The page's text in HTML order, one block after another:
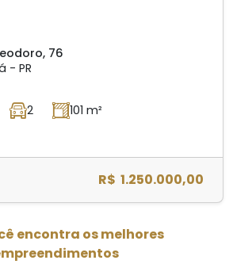
76
- PR
2 101 m²
R$ 1.250.000,00
encontra os melhores